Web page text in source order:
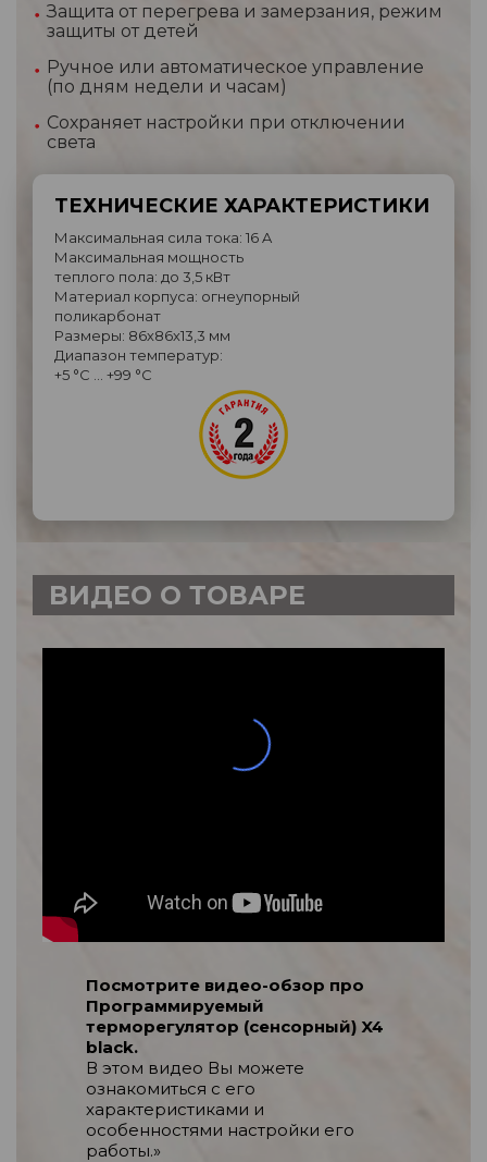
Защита от перегрева и замерзания, режим
защиты от детей
Ручное или автоматическое управление
(по дням недели и часам)
Сохраняет настройки при отключении
света
ТЕХНИЧЕСКИЕ ХАРАКТЕРИСТИКИ
Максимальная сила тока: 16 A
Максимальная мощность
теплого пола: до 3,5 кВт
Материал корпуса: огнеупорный
поликарбонат
Размеры: 86х86х13,3 мм
Диапазон температур:
+5 °C … +99 °C
ВИДЕО О ТОВАРЕ
Посмотрите видео-обзор про
Программируемый
терморегулятор (сенсорный) X4
black.
В этом видео Вы можете
ознакомиться с его
характеристиками и
особенностями настройки его
работы.»